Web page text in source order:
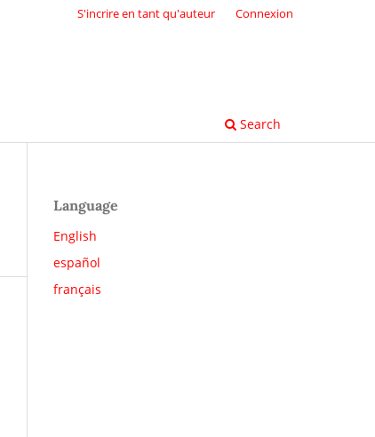
Search
S'incrire en tant qu'auteur Connexion
Language
English
español
français